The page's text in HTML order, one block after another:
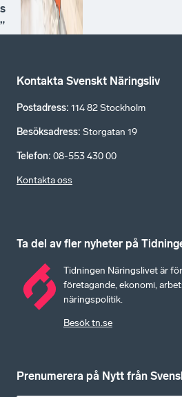
s
”
Kontakta Svenskt Näringsliv
Postadress: 114 82 Stockholm
Besöksadress: Storgatan 19
Telefon: 08-553 430 00
Kontakta oss
Ta del av fler nyheter på
Tidningen Näringslivet är
företagande, ekonomi,
näringspolitik.
Besök tn.se
Prenumerera på Nytt från